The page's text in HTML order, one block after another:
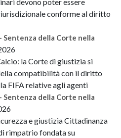
conforme al diritto
Sentenza della Corte nella
la Corte di giustizia si
compatibilità con il diritto
FIFA relative agli agenti
Sentenza della Corte nella
e giustizia Cittadinanza
rimpatrio fondata su